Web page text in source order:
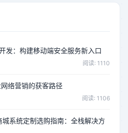
发：构建移动端安全服务新入口
阅读: 1110
络营销的获客路径
阅读: 1106
系统定制选购指南：全栈解决方